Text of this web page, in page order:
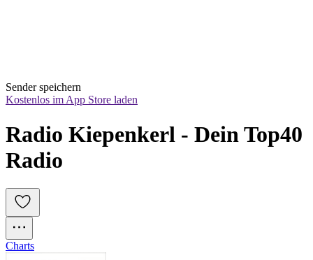
Sender speichern
Kostenlos im App Store laden
Radio Kiepenkerl - Dein Top40
Radio
Charts